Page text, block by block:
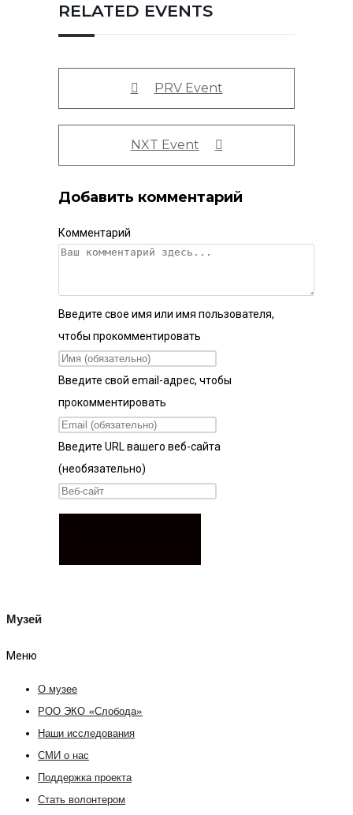
RELATED EVENTS
PRV Event
NXT Event
Добавить комментарий
Комментарий
Введите свое имя или имя пользователя,
чтобы прокомментировать
Введите свой email-адрес, чтобы
прокомментировать
Введите URL вашего веб-сайта
(необязательно)
Музей
Меню
О музее
РОО ЭКО «Слобода»
Наши исследования
СМИ о нас
Поддержка проекта
Стать волонтером